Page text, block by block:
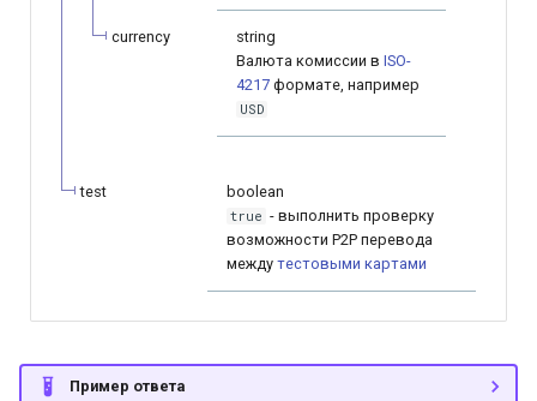
currency
string
Валюта комиссии в ISO-
4217 формате, например
USD
test boolean
true - выполнить проверку
возможности P2P перевода
между тестовыми картами
Пример ответа